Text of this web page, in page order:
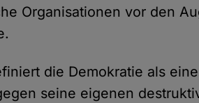
Organisationen vor den
die Demokratie als
seine eigenen